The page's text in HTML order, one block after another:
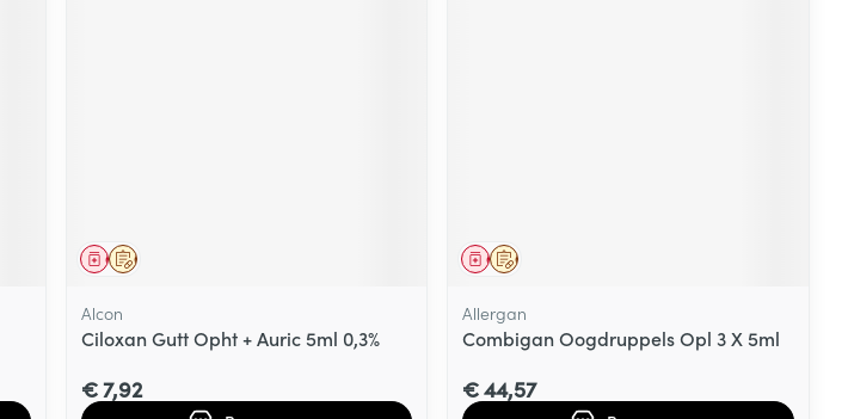
Op voorschrift
Geneesmiddel
Alcon
Ciloxan Gutt Opht + Auric 5ml 0,3%
€ 7,92
Op voorschrift
Geneesmiddel
Allergan
Combigan Oogdruppels Opl 3 X 5ml
€ 44,57